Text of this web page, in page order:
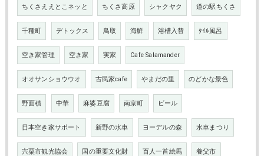
ちくさええとこネッと ちくさ高原 シャクヤク 道の駅ちくさ
千種町 デトックス 鳥取 海鮮 浴槽入替 ﾀｲﾙ風呂
空き家管理 空き家 実家 Cafe Salamander
オオサンショウウオ 古民家cafe やまだの里 のどかな景色
野面積 中華 麻婆豆腐 南京町 ビール
日本空き家サポート 新野の水車 ヨーデルの森 水車まつり
宍粟市観光協会 国の重要文化財 百人一首絵馬 養父市